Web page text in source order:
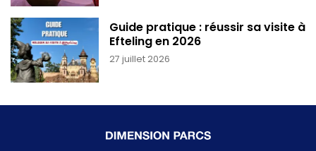
27 juillet 2026
Guide pratique : réussir sa visite à
Efteling en 2026